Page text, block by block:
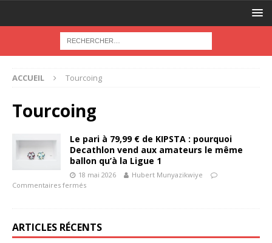
ACCUEIL Tourcoing
Tourcoing
Le pari à 79,99 € de KIPSTA : pourquoi
Decathlon vend aux amateurs le même
ballon qu’à la Ligue 1
18 mai 2026
Hubert Munyazikwiye
Commentaires fermés
ARTICLES RÉCENTS